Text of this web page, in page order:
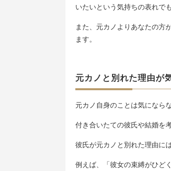
いたいという気持ちの表れで
また、元カノよりあなたの方
ます。
元カノと別れた理由が
元カノ自身のことは気になら
付き合いたての彼氏や結婚を
彼氏が元カノと別れた理由に
例えば、「彼女の束縛がひど